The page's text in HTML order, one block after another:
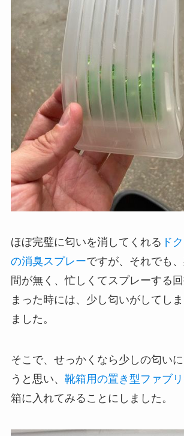
ほぼ完璧に匂いを消してくれる ド
の消臭スプレーですが、それでも
間が無く、忙しくてスプレーする
まった時には、少し匂いがしてし
ました。
そこで、せっかくなら少しの匂い
うと思い、 靴箱用の置き型ファブ
箱に入れてみることにしました。